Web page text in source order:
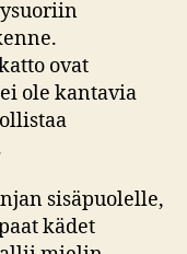
ovat
ole kantavia
sisäpuolelle,
kädet